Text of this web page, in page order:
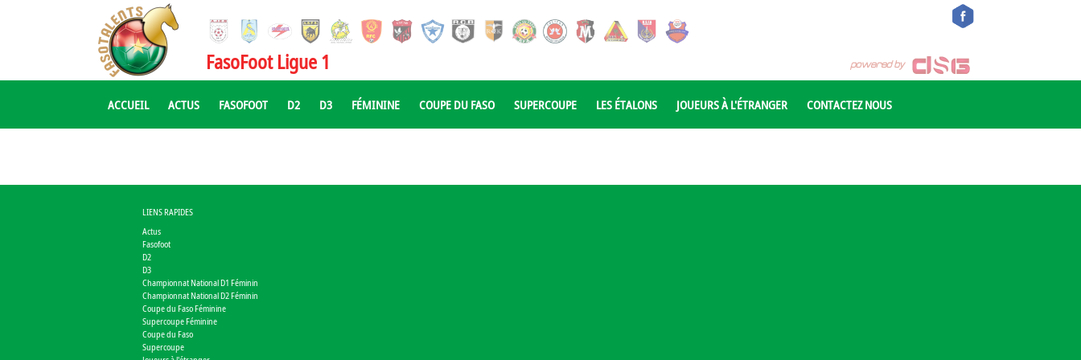
FasoFoot Ligue 1
ACCUEIL ACTUS FASOFOOT D2 D3 FÉMININE COUPE DU FASO SUPERCOUPE LES ÉTALONS JOUEURS À L'ÉTRANGER CONTACTEZ NOUS
LIENS RAPIDES
Actus
Fasofoot
D2
D3
Championnat National D1 Féminin
Championnat National D2 Féminin
Coupe du Faso Féminine
Supercoupe Féminine
Coupe du Faso
Supercoupe